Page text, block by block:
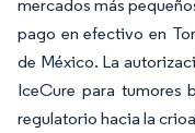
mercados más
pago en efectivo en
de México. La
IceCure para tumores
regulatorio hacia la